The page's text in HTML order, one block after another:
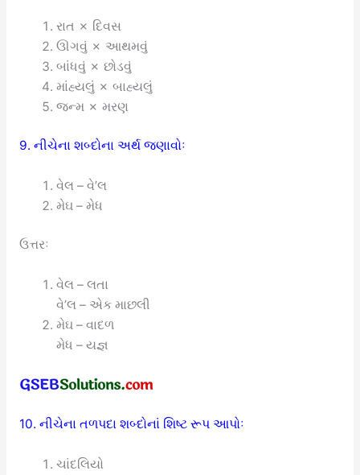
રાત ✗ દિવસ
ઊગવું ✗ આથમવું
બાંધવું ✗ છોડવું
માંહ્યલું ✗ બાહ્યલું
જન્મ ✗ મરણ
9. નીચેના શબ્દોના અર્થ જણાવોઃ
વેલ – વે’લ
મેઘ – મેધ
ઉત્તરઃ
વેલ – લતા
વે’લ – એક માછલી
મેઘ – વાદળ
મેધ – યજ્ઞ
10. નીચેના તળપદા શબ્દોનાં શિષ્ટ રૂપ આપોઃ
ચાંદલિયો